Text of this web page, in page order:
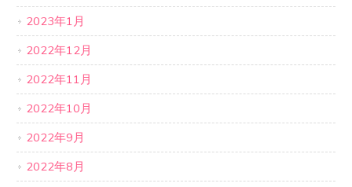
2023年1月
2022年12月
2022年11月
2022年10月
2022年9月
2022年8月